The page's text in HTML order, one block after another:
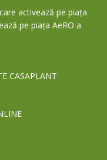
activează pe piața
pe piața AeRO a
CASAPLANT